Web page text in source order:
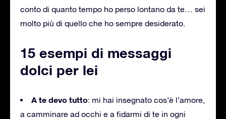
conto di quanto tempo ho perso lontano da te… sei
molto più di quello che ho sempre desiderato.
15 esempi di messaggi
dolci per lei
A te devo tutto: mi hai insegnato cos’è l’amore,
a camminare ad occhi e a fidarmi di te in ogni